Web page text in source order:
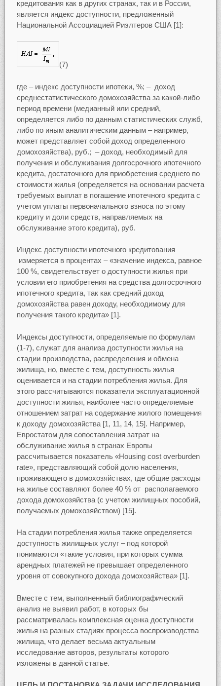
кредитования как в других странах, так и в России,
является индекс доступности, предложенный
Национальной Ассоциацией Риэлтеров США [1]:
(7)
где – индекс доступности ипотеки, %; – доход
среднестатистического домохозяйства за какой-либо
период времени (медианный или средний,
определяется либо по данным статистических служб,
либо по иным аналитическим данным – например,
может представляет собой доход определенного
домохозяйства), руб.; – доход, необходимый для
получения и обслуживания долгосрочного ипотечного
кредита, достаточного для приобретения среднего по
стоимости жилья (определяется на основании расчета
требуемых выплат в погашение ипотечного кредита с
учетом уплаты первоначального взноса по этому
кредиту и доли средств, направляемых на
обслуживание этого кредита), руб.
Индекс доступности ипотечного кредитования
измеряется в процентах – «значение индекса, равное
100 %, свидетельствует о доступности жилья при
условии его приобретения на средства долгосрочного
ипотечного кредита, так как средний доход
домохозяйства равен доходу, необходимому для
получения такого кредита» [1].
Индексы доступности, определяемые по формулам
(1-7), служат для анализа доступности жилья на
стадии производства, распределения и обмена
жилища, но, вместе с тем, доступность жилья
оценивается и на стадии потребления жилья. Для
этого рассчитываются показатели эксплуатационной
доступности жилья, наиболее часто определяемые
отношением затрат на содержание жилого помещения
к доходу домохозяйства [1, 11, 14, 15]. Например,
Евростатом для сопоставления затрат на
обслуживание жилья в странах Европы
рассчитывается показатель «Housing cost overburden
rate», представляющий собой долю населения,
проживающего в домохозяйствах, где общие расходы
на жилье составляют более 40 % от располагаемого
дохода домохозяйства (с учетом жилищных пособий,
получаемых домохозяйством) [15].
На стадии потребления жилья также определяется
доступность жилищных услуг – под которой
понимаются «такие условия, при которых сумма
арендных платежей не превышает определенного
уровня от совокупного дохода домохозяйства» [1].
Вместе с тем, выполненный библиографический
анализ не выявил работ, в которых бы
рассматривалась комплексная оценка доступности
жилья на разных стадиях процесса воспроизводства
жилища, что делает весьма актуальным
исследование авторов, результаты которого
изложены в данной статье.